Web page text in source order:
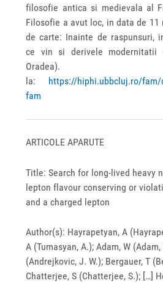
filosofie antica si medievala al
Filosofie a avut loc, in data de 11
de carte: Inainte de raspunsuri,
ce vin si derivele modernitatii
Oradea).
la: https://hiphi.ubbcluj.ro/
fam
ARTICOLE APARUTE
Title: Search for long-lived heavy
lepton flavour conserving or
and a charged lepton
Author(s): Hayrapetyan, A
A (Tumasyan, A.); Adam, W
(Andrejkovic, J. W.); Bergauer, T
Chatterjee, S (Chatterjee, S.); […]